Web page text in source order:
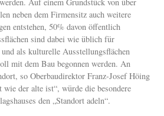
neben dem Firmensitz auch weitere
entstehen, 50% davon öffentlich
sind dabei wie üblich für
als kulturelle Ausstellungsflächen
mit dem Bau begonnen werden. An
so Oberbaudirektor Franz-Josef Höing
wie der alte ist“, würde die besondere
den „Standort adeln“.